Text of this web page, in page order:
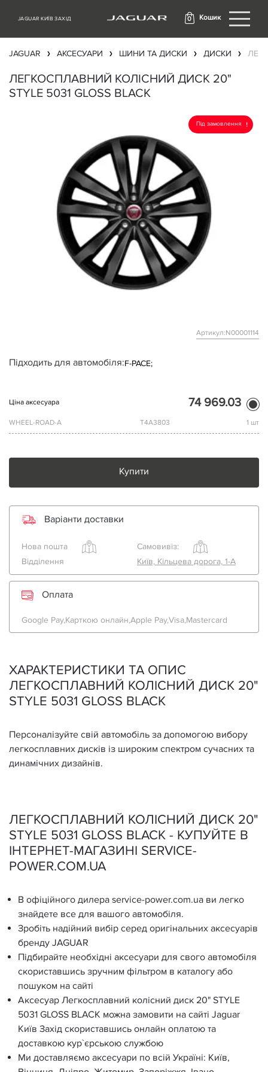
JAGUAR КИЇВ ЗАХІД 0 Кошик
JAGUAR ❯ АКСЕСУАРИ ❯ ШИНИ ТА ДИСКИ ❯ ДИСКИ ❯
ЛЕГКОСПЛАВНИЙ КОЛІСНИЙ ДИСК 20"
STYLE 5031 GLOSS BLACK
Під замовлення
Артикул:N00001114
Підходить для автомобіля:F-PACE;
Ціна аксесуара 74 969.03
WHEEL-ROAD-A T4A3803 1 шт
Купити
Варіанти доставки
Нова пошта
Самовивіз:
Відділення
Київ, Кільцева дорога, 1-А
Оплата
Google Pay,Карткою онлайн,Apple Pay,Visa,Mastercard
ХАРАКТЕРИСТИКИ ТА ОПИС
ЛЕГКОСПЛАВНИЙ КОЛІСНИЙ ДИСК 20"
STYLE 5031 GLOSS BLACK
Персоналізуйте свій автомобіль за допомогою вибору
легкосплавних дисків із широким спектром сучасних та
динамічних дизайнів.
ЛЕГКОСПЛАВНИЙ КОЛІСНИЙ ДИСК 20"
STYLE 5031 GLOSS BLACK - КУПУЙТЕ В
ІНТЕРНЕТ-МАГАЗИНІ SERVICE-
POWER.COM.UA
В офіційного дилера service-power.com.ua ви легко
знайдете все для вашого автомобіля.
Зробіть надійний вибір серед оригінальних аксесуарів
бренду JAGUAR
Підбирайте необхідні аксесуари для свого автомобіля
скориставшись зручним фільтром в каталогу або
пошуком на сайті
Аксесуар Легкосплавний колісний диск 20" STYLE
5031 GLOSS BLACK можна замовити на сайті Jaguar
Київ Захід скориставшись онлайн оплатою та
доставкою кур`єрською службою
Ми доставляємо аксесуари по всій Україні: Київ,